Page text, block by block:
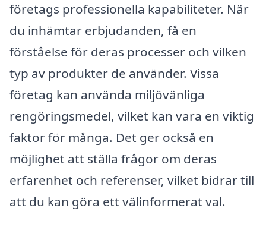
företags professionella kapabiliteter. När
du inhämtar erbjudanden, få en
förståelse för deras processer och vilken
typ av produkter de använder. Vissa
företag kan använda miljövänliga
rengöringsmedel, vilket kan vara en viktig
faktor för många. Det ger också en
möjlighet att ställa frågor om deras
erfarenhet och referenser, vilket bidrar till
att du kan göra ett välinformerat val.